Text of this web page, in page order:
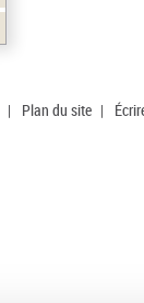
| Plan du site |